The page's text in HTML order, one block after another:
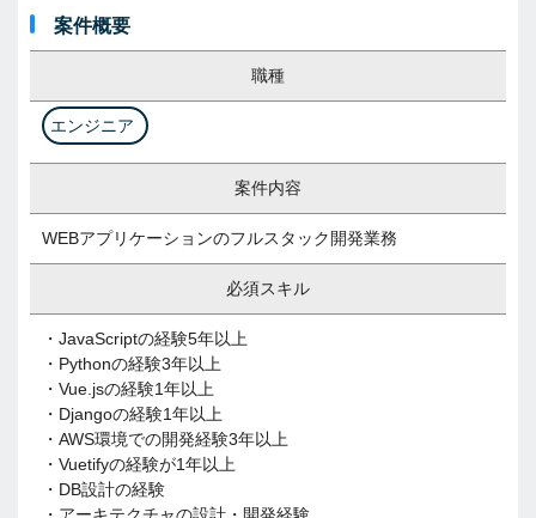
案件概要
職種
エンジニア
案件内容
WEBアプリケーションのフルスタック開発業務
必須スキル
・JavaScriptの経験5年以上
・Pythonの経験3年以上
・Vue.jsの経験1年以上
・Djangoの経験1年以上
・AWS環境での開発経験3年以上
・Vuetifyの経験が1年以上
・DB設計の経験